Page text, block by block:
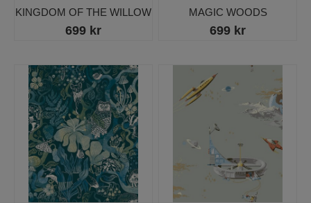
KINGDOM OF THE WILLOW
699 kr
MAGIC WOODS
699 kr